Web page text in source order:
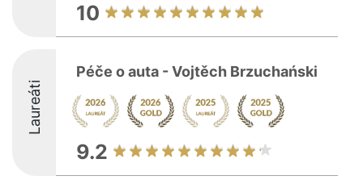
10
Laureáti
Péče o auta - Vojtěch Brzuchański
9.2